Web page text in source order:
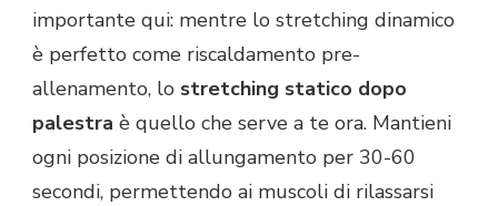
importante qui: mentre lo stretching dinamico
è perfetto come riscaldamento pre-
allenamento, lo stretching statico dopo
palestra è quello che serve a te ora. Mantieni
ogni posizione di allungamento per 30-60
secondi, permettendo ai muscoli di rilassarsi